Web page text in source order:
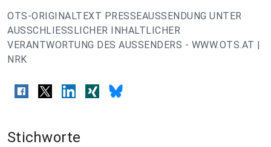
OTS-ORIGINALTEXT PRESSEAUSSENDUNG UNTER
AUSSCHLIESSLICHER INHALTLICHER
VERANTWORTUNG DES AUSSENDERS - WWW.OTS.AT |
NRK
Stichworte